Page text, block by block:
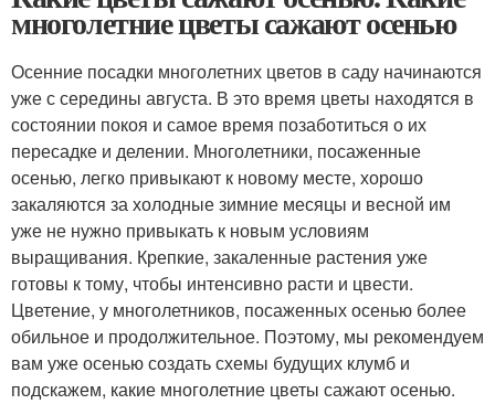
многолетние цветы сажают осенью
Осенние посадки многолетних цветов в саду начинаются
уже с середины августа. В это время цветы находятся в
состоянии покоя и самое время позаботиться о их
пересадке и делении. Многолетники, посаженные
осенью, легко привыкают к новому месте, хорошо
закаляются за холодные зимние месяцы и весной им
уже не нужно привыкать к новым условиям
выращивания. Крепкие, закаленные растения уже
готовы к тому, чтобы интенсивно расти и цвести.
Цветение, у многолетников, посаженных осенью более
обильное и продолжительное. Поэтому, мы рекомендуем
вам уже осенью создать схемы будущих клумб и
подскажем, какие многолетние цветы сажают осенью.